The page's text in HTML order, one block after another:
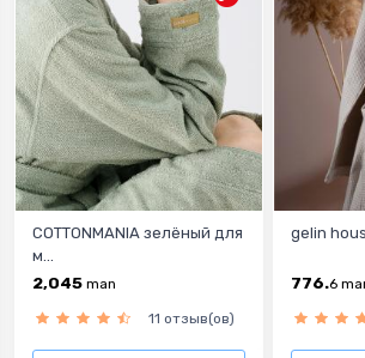
COTTONMANIA зелёный для
м...
2,045 man
11 отзыв(ов)
gelin
776.6